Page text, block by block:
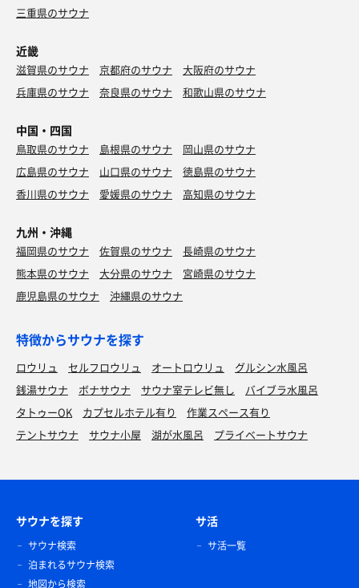
三重県のサウナ
近畿
滋賀県のサウナ 京都府のサウナ
大阪府のサウナ
兵庫県のサウナ
奈良県のサウナ 和歌山県のサウナ
中国・四国
鳥取県のサウナ 島根県のサウナ
岡山県のサウナ
広島県のサウナ
山口県のサウナ
徳島県のサウナ
香川県のサウナ
愛媛県のサウナ 高知県のサウナ
九州・沖縄
福岡県のサウナ 佐賀県のサウナ
長崎県のサウナ
熊本県のサウナ
大分県のサウナ
宮崎県のサウナ
鹿児島県のサウナ
沖縄県のサウナ
特徴からサウナを探す
ロウリュ セルフロウリュ オートロウリュ
グルシン水風呂
銭湯サウナ
ボナサウナ サウナ室テレビ無し
バイブラ水風呂
タトゥーOK
カプセルホテル有り
作業スペース有り
テントサウナ
サウナ小屋 湖が水風呂 プライベートサウナ
サウナを探す
サウナ検索
泊まれるサウナ検索
地図から検索
サ活
サ活一覧